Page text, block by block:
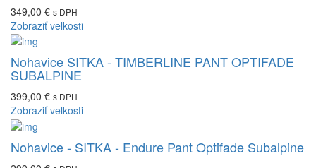
349,00 € s DPH
Zobraziť veľkosti
Nohavice SITKA - TIMBERLINE PANT OPTIFADE
SUBALPINE
399,00 € s DPH
Zobraziť veľkosti
Nohavice - SITKA - Endure Pant Optifade Subalpine